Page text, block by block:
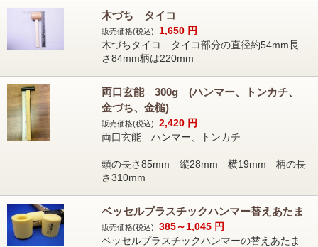
木づち タイコ
販売価格(税込): 1,650 円
木づちタイコ タイコ部分の直径約54mm長
さ84mm柄は220mm
両口玄能 300g (ハンマー、トンカチ、
金づち、金槌)
販売価格(税込): 2,420 円
両口玄能 ハンマー、トンカチ
頭の長さ85mm 縦28mm 横19mm 柄の長
さ310mm
ベッセルプラスチックハンマー替えあたま
販売価格(税込): 385～1,045 円
ベッセルプラスチックハンマーの替えあたま